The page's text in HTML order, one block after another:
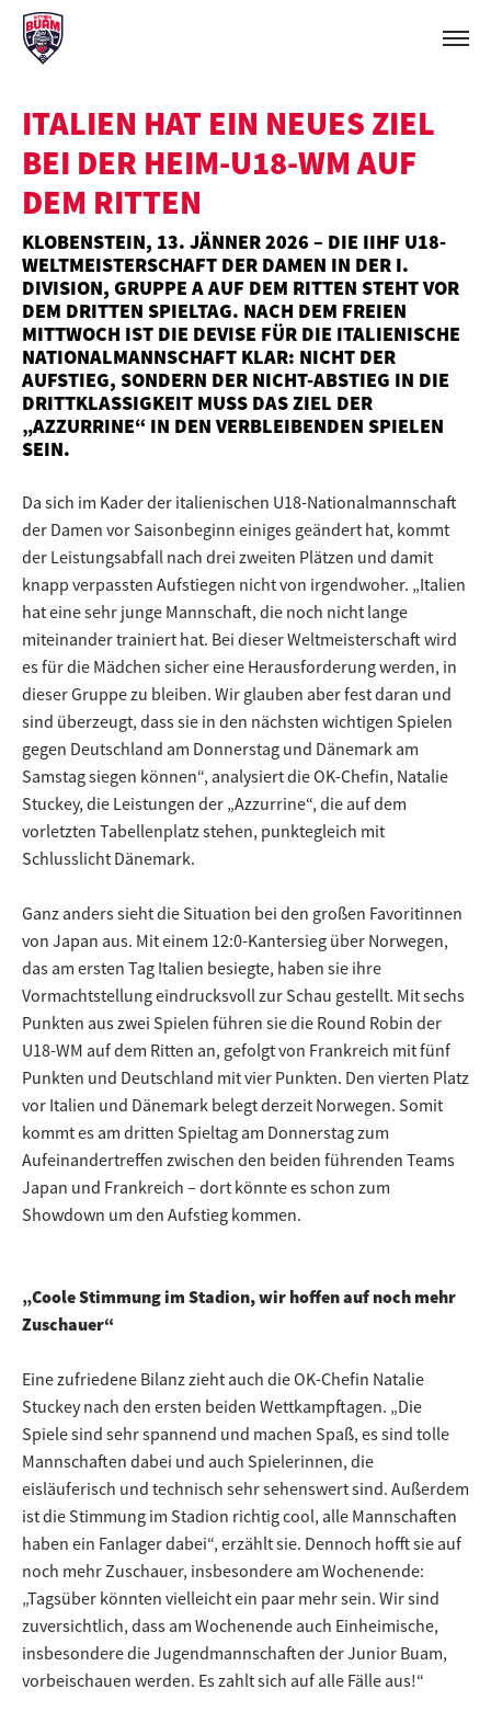
ITALIEN HAT EIN NEUES ZIEL
BEI DER HEIM-U18-WM AUF
DEM RITTEN
KLOBENSTEIN, 13. JÄNNER 2026 – DIE IIHF U18-
WELTMEISTERSCHAFT DER DAMEN IN DER I.
DIVISION, GRUPPE A AUF DEM RITTEN STEHT VOR
DEM DRITTEN SPIELTAG. NACH DEM FREIEN
MITTWOCH IST DIE DEVISE FÜR DIE ITALIENISCHE
NATIONALMANNSCHAFT KLAR: NICHT DER
AUFSTIEG, SONDERN DER NICHT-ABSTIEG IN DIE
DRITTKLASSIGKEIT MUSS DAS ZIEL DER
„AZZURRINE“ IN DEN VERBLEIBENDEN SPIELEN
SEIN.
Da sich im Kader der italienischen U18-Nationalmannschaft
der Damen vor Saisonbeginn einiges geändert hat, kommt
der Leistungsabfall nach drei zweiten Plätzen und damit
knapp verpassten Aufstiegen nicht von irgendwoher. „Italien
hat eine sehr junge Mannschaft, die noch nicht lange
miteinander trainiert hat. Bei dieser Weltmeisterschaft wird
es für die Mädchen sicher eine Herausforderung werden, in
dieser Gruppe zu bleiben. Wir glauben aber fest daran und
sind überzeugt, dass sie in den nächsten wichtigen Spielen
gegen Deutschland am Donnerstag und Dänemark am
Samstag siegen können“, analysiert die OK-Chefin, Natalie
Stuckey, die Leistungen der „Azzurrine“, die auf dem
vorletzten Tabellenplatz stehen, punktegleich mit
Schlusslicht Dänemark.
Ganz anders sieht die Situation bei den großen Favoritinnen
von Japan aus. Mit einem 12:0-Kantersieg über Norwegen,
das am ersten Tag Italien besiegte, haben sie ihre
Vormachtstellung eindrucksvoll zur Schau gestellt. Mit sechs
Punkten aus zwei Spielen führen sie die Round Robin der
U18-WM auf dem Ritten an, gefolgt von Frankreich mit fünf
Punkten und Deutschland mit vier Punkten. Den vierten Platz
vor Italien und Dänemark belegt derzeit Norwegen. Somit
kommt es am dritten Spieltag am Donnerstag zum
Aufeinandertreffen zwischen den beiden führenden Teams
Japan und Frankreich – dort könnte es schon zum
Showdown um den Aufstieg kommen.
„Coole Stimmung im Stadion, wir hoffen auf noch mehr
Zuschauer“
Eine zufriedene Bilanz zieht auch die OK-Chefin Natalie
Stuckey nach den ersten beiden Wettkampftagen. „Die
Spiele sind sehr spannend und machen Spaß, es sind tolle
Mannschaften dabei und auch Spielerinnen, die
eisläuferisch und technisch sehr sehenswert sind. Außerdem
ist die Stimmung im Stadion richtig cool, alle Mannschaften
haben ein Fanlager dabei“, erzählt sie. Dennoch hofft sie auf
noch mehr Zuschauer, insbesondere am Wochenende:
„Tagsüber könnten vielleicht ein paar mehr sein. Wir sind
zuversichtlich, dass am Wochenende auch Einheimische,
insbesondere die Jugendmannschaften der Junior Buam,
vorbeischauen werden. Es zahlt sich auf alle Fälle aus!“